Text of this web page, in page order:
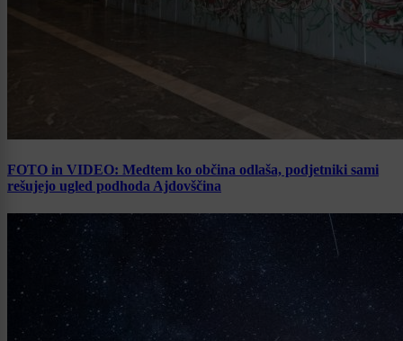
FOTO in VIDEO: Medtem ko občina odlaša, podjetniki sami
rešujejo ugled podhoda Ajdovščina